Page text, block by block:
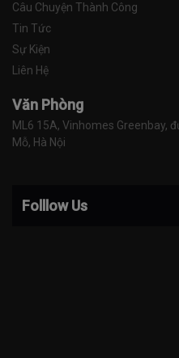
Câu Chuyện Thành Công
Tin Tức
Sự Kiện
Liên Hệ
Văn Phòng
ML6 15A, Vinhomes Greenbay,
Mỗ, Hà Nội
Folllow Us